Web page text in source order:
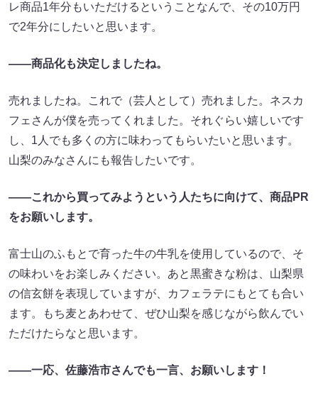
レ商品1年分もいただけるということなんで、その10万円
で2年分にしたいと思います。
――商品化も決定しましたね。
売れましたね。これで（芸人として）売れました。ネスカ
フェさんが僕を売ってくれました。それぐらい嬉しいです
し、1人でも多くの方に味わってもらいたいと思います。
山梨のみなさんにも報告したいです。
――これから買ってみようという人たちに向けて、商品PR
をお願いします。
富士山のふもとで育った牛の牛乳を使用しているので、そ
の味わいをお楽しみください。あと黒蜜きな粉は、山梨県
の信玄餅を表現していますが、カフェラテにもとても合い
ます。もち麦とあわせて、ぜひ山梨を感じながら飲んでい
ただけたらなと思います。
――一応、佐藤浩市さんでも一言、お願いします！